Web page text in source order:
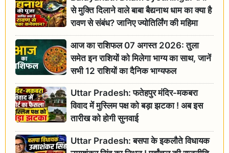
से मुक्ति दिलाने वाले बाबा बैद्यनाथ धाम का क्या है
रावण से संबंध? जानिए ज्योतिर्लिंग की महिमा
आज का राशिफल 07 अगस्त 2026: तुला
समेत इन राशियों को मिलेगा भाग्य का साथ, जानें
सभी 12 राशियों का दैनिक भाग्यफल
Uttar Pradesh: फतेहपुर मंदिर-मकबरा
विवाद में मुस्लिम पक्ष को बड़ा झटका ! अब इस
तारीख को होगी सुनवाई
Uttar Pradesh: बसपा के इकलौते विधायक